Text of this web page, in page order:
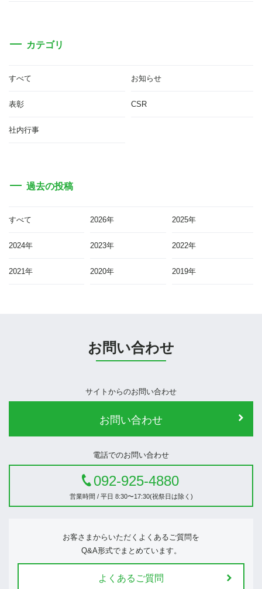
カテゴリ
すべて お知らせ
表彰 CSR
社内行事
過去の投稿
すべて 2026年 2025年
2024年 2023年 2022年
2021年 2020年 2019年
お問い合わせ
サイトからのお問い合わせ
お問い合わせ
電話でのお問い合わせ
092-925-4880
営業時間 / 平日 8:30〜17:30(祝祭日は除く)
お客さまからいただくよくあるご質問を
Q&A形式でまとめています。
よくあるご質問